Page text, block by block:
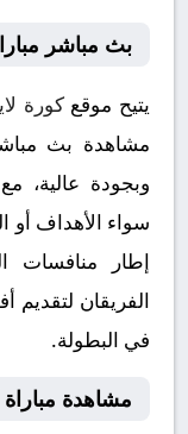
بث مباشر
يتيح موقعكورة
مشاهدة بث
وبجودة عالية،
سواء الأهداف أو
إطار منافسات
الفريقان لتقديم
في البطولة.
مشاهدة